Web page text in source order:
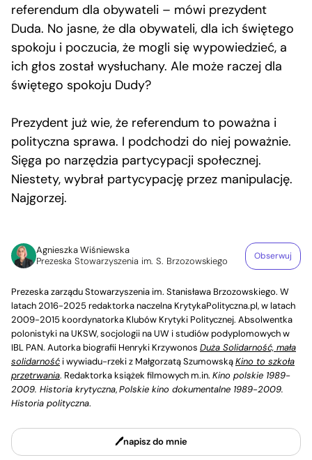
referendum dla obywateli – mówi prezydent
Duda. No jasne, że dla obywateli, dla ich świętego
spokoju i poczucia, że mogli się wypowiedzieć, a
ich głos został wysłuchany. Ale może raczej dla
świętego spokoju Dudy?
Prezydent już wie, że referendum to poważna i
polityczna sprawa. I podchodzi do niej poważnie.
Sięga po narzędzia partycypacji społecznej.
Niestety, wybrał partycypację przez manipulację.
Najgorzej.
Agnieszka Wiśniewska
Prezeska Stowarzyszenia im. S. Brzozowskiego
Obserwuj
Prezeska zarządu Stowarzyszenia im. Stanisława Brzozowskiego. W
latach 2016-2025 redaktorka naczelna KrytykaPolityczna.pl, w latach
2009-2015 koordynatorka Klubów Krytyki Politycznej. Absolwentka
polonistyki na UKSW, socjologii na UW i studiów podyplomowych w
IBL PAN. Autorka biografii Henryki Krzywonos Duża Solidarność, mała
solidarność i wywiadu-rzeki z Małgorzatą SzumowskąKino to szkoła
przetrwania. Redaktorka książek filmowych m.in. Kino polskie 1989-
2009. Historia krytyczna,Polskie kino dokumentalne 1989-2009.
Historia polityczna.
napisz do mnie